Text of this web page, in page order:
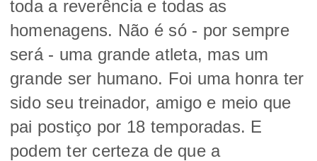
toda a reverência e todas as
homenagens. Não é só - por sempre
será - uma grande atleta, mas um
grande ser humano. Foi uma honra ter
sido seu treinador, amigo e meio que
pai postiço por 18 temporadas. E
podem ter certeza de que a